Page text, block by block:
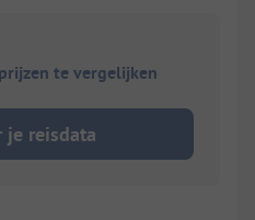
te vergelijken
je reisdata